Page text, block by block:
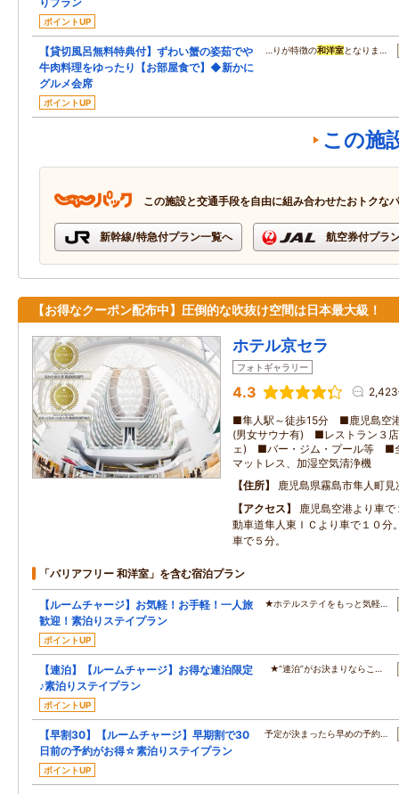
ポイントUP
【貸切風呂無料特典付】ずわい蟹の姿茹でや
牛肉料理をゆったり【お部屋食で】◆新かに
グルメ会席
ポイントUP
…りが特徴の和洋室となりま…
この施
この施設と交通手段を自由に組み合わせたおトクな
新幹線/特急付プラン一覧へ 航空券付プラ
【お得なクーポン配布中】圧倒的な吹抜け空間は日本最大級！
ホテル京セラ
フォトギャラリー
4.3
■隼人駅～徒歩15分 ■鹿児島空
(男女サウナ有) ■レストラン３
ェ) ■バー・ジム・プール等 ■
マットレス、加湿空気清浄機
住所
鹿児島県霧島市隼人町
アクセス
鹿児島空港より車
動車道隼人東ＩＣより車で１０分
車で５分。
「バリアフリー 和洋室」を含む宿泊プラン
【ルームチャージ】お気軽！お手軽！一人旅
歓迎！素泊りステイプラン
ポイントUP
★ホテルステイをもっと気軽…
【連泊】【ルームチャージ】お得な連泊限定
♪素泊りステイプラン
ポイントUP
★“連泊”がお決まりならこ…
【早割30】【ルームチャージ】早期割で30
日前の予約がお得☆素泊りステイプラン
ポイントUP
予定が決まったら早めの予約…